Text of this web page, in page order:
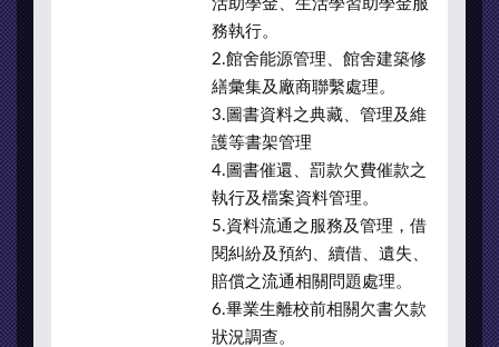
活助學金、生活學習助學金服
務執行。
2.館舍能源管理、館舍建築修
繕彙集及廠商聯繫處理。
3.圖書資料之典藏、管理及維
護等書架管理
4.圖書催還、罰款欠費催款之
執行及檔案資料管理。
5.資料流通之服務及管理，借
閱糾紛及預約、續借、遺失、
賠償之流通相關問題處理。
6.畢業生離校前相關欠書欠款
狀況調查。